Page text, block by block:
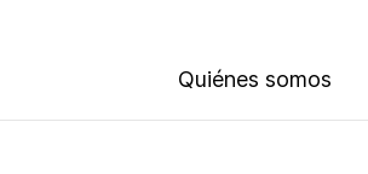
Quiénes somos